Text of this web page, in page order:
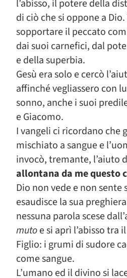
l’abisso, il potere della
di ciò che si oppone a
sopportare il peccato
dai suoi carnefici, dal
e della superbia.
Gesù era solo e cercò
affinché vegliassero con
sonno, anche i suoi
e Giacomo.
I vangeli ci ricordano che
mischiato a sangue e
invocò, tremante, l’aiuto
allontana da me questo
Dio non vede e non sente
esaudisce la sua
nessuna parola scese
mutoe si aprì l’abisso tra
Figlio: i grumi di sudore
come sangue.
L’umano ed il divino si